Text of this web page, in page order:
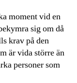
moment vid en
sig om då
krav på den
är vida större än
personer som